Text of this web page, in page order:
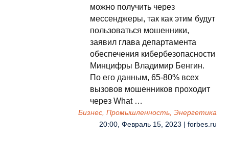
можно получить через
мессенджеры, так как этим будут
пользоваться мошенники,
заявил глава департамента
обеспечения кибербезопасности
Минцифры Владимир Бенгин.
По его данным, 65-80% всех
вызовов мошенников проходит
через What …
Бизнес, Промышленность, Энергетика
20:00, Февраль 15, 2023 | forbes.ru